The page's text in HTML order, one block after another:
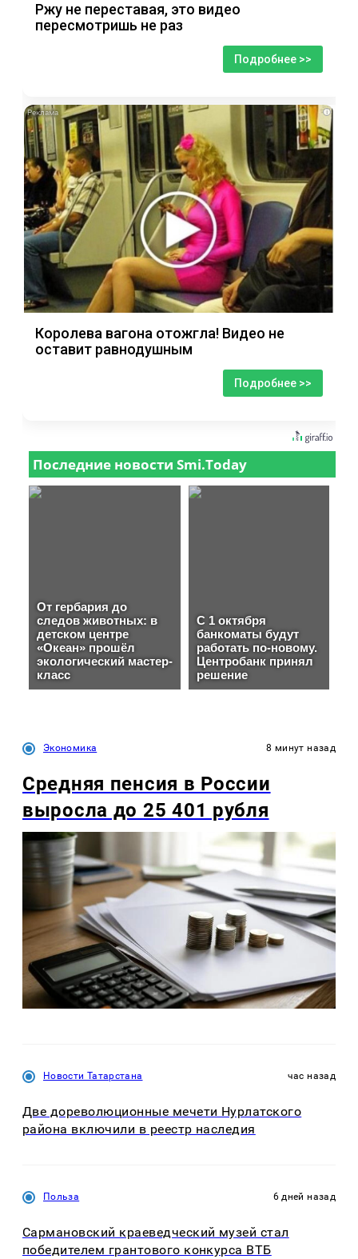
Ржу не переставая, это видео
пересмотришь не раз
Подробнее >>
i
Королева вагона отожгла! Видео не
оставит равнодушным
Подробнее >>
Экономика 8 минут назад
Средняя пенсия в России
выросла до 25 401 рубля
Новости Татарстана час назад
Две дореволюционные мечети Нурлатского
района включили в реестр наследия
Польза 6 дней назад
Сармановский краеведческий музей стал
победителем грантового конкурса ВТБ